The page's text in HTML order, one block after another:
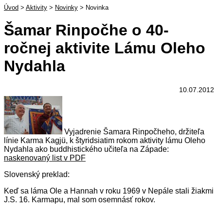
Úvod > Aktivity > Novinky > Novinka
Šamar Rinpočhe o 40-
ročnej aktivite Lámu Oleho
Nydahla
10.07.2012
Vyjadrenie Šamara Rinpočheho, držiteľa
línie Karma Kagjü, k štyridsiatim rokom aktivity lámu Oleho
Nydahla ako buddhistického učiteľa na Západe:
naskenovaný list v PDF
Slovenský preklad:
Keď sa láma Ole a Hannah v roku 1969 v Nepále stali žiakmi
J.S. 16. Karmapu, mal som osemnásť rokov.